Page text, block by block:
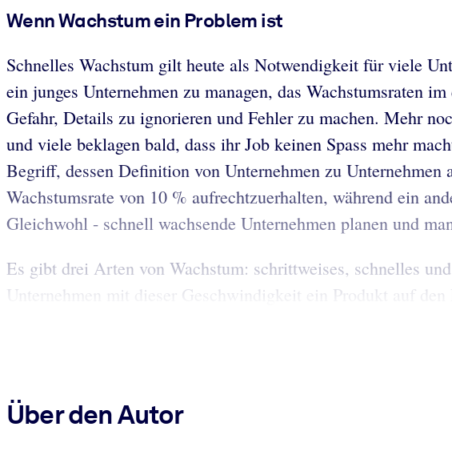
Wenn Wachstum ein Problem ist
Schnelles Wachstum gilt heute als Notwendigkeit für viele
ein junges Unternehmen zu managen, das Wachstumsraten
Gefahr, Details zu ignorieren und Fehler zu machen. Mehr
und viele beklagen bald, dass ihr Job keinen Spass mehr
Begriff, dessen Definition von Unternehmen zu
Wachstumsrate von 10 % aufrechtzuerhalten, während ein
Gleichwohl - schnell wachsende Unternehmen planen und
Es gibt drei Arten von Wachstum: schrittweises, schnelles
Unternehmen mit dieser Geschwindigkeit ein Produkt auf den
Über den Autor